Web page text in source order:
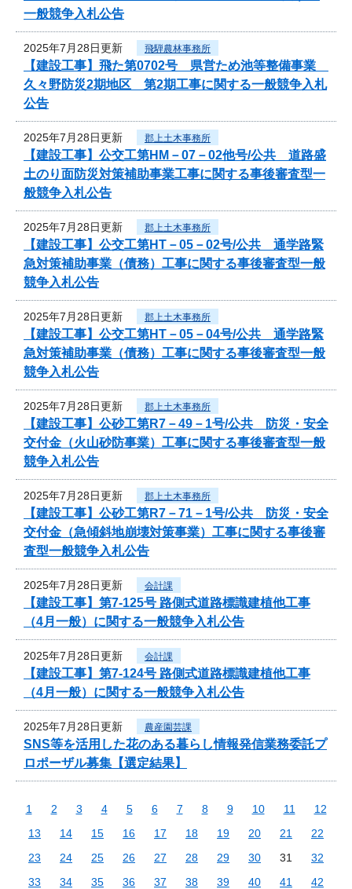
一般競争入札公告
2025年7月28日更新 飛騨農林事務所
【建設工事】飛た第0702号 県営ため池等整備事業
久々野防災2期地区 第2期工事に関する一般競争入札
公告
2025年7月28日更新 郡上土木事務所
【建設工事】公交工第HM－07－02他号/公共 道路盛
土のり面防災対策補助事業工事に関する事後審査型一
般競争入札公告
2025年7月28日更新 郡上土木事務所
【建設工事】公交工第HT－05－02号/公共 通学路緊
急対策補助事業（債務）工事に関する事後審査型一般
競争入札公告
2025年7月28日更新 郡上土木事務所
【建設工事】公交工第HT－05－04号/公共 通学路緊
急対策補助事業（債務）工事に関する事後審査型一般
競争入札公告
2025年7月28日更新 郡上土木事務所
【建設工事】公砂工第R7－49－1号/公共 防災・安全
交付金（火山砂防事業）工事に関する事後審査型一般
競争入札公告
2025年7月28日更新 郡上土木事務所
【建設工事】公砂工第R7－71－1号/公共 防災・安全
交付金（急傾斜地崩壊対策事業）工事に関する事後審
査型一般競争入札公告
2025年7月28日更新 会計課
【建設工事】第7-125号 路側式道路標識建植他工事
（4月一般）に関する一般競争入札公告
2025年7月28日更新 会計課
【建設工事】第7-124号 路側式道路標識建植他工事
（4月一般）に関する一般競争入札公告
2025年7月28日更新 農産園芸課
SNS等を活用した花のある暮らし情報発信業務委託プ
ロポーザル募集【選定結果】
1 2 3 4 5 6 7 8 9 10 11
12
13
14 15 16 17 18 19 20 21
22
23
24 25 26 27 28 29 30 31
32
33
34 35 36 37 38 39 40 41
42